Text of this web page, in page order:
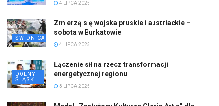
4 LIPCA 2025
ŚWIDNICA
Zmierzą się wojska pruskie i austriackie –
sobota w Burkatowie
4 LIPCA 2025
DOLNY
ŚLĄSK
Łączenie sił na rzecz transformacji
energetycznej regionu
3 LIPCA 2025